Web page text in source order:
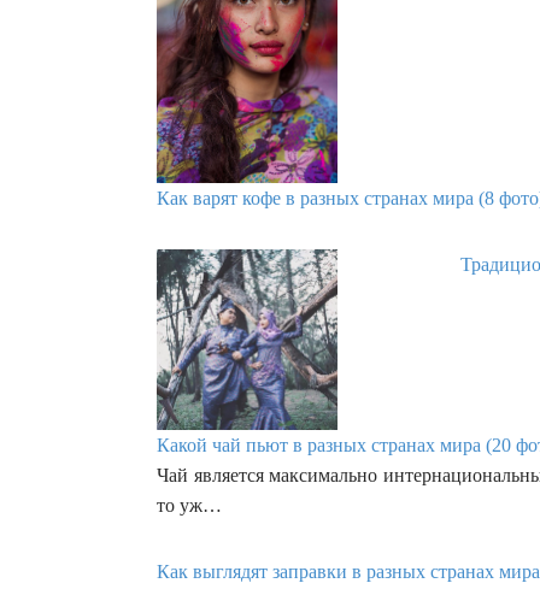
Как варят кофе в разных странах мира (8
Какой чай пьют в разных странах мира (20
Чай является максимально
то уж…
Как выглядят заправки в разных странах